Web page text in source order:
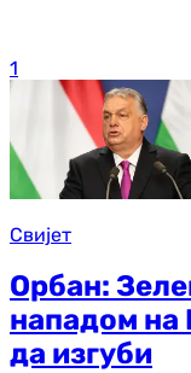
1
Свијет
Орбан:
нападом
да изгуби